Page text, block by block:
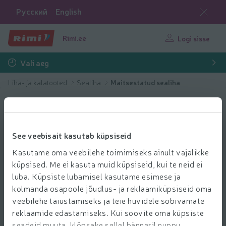
See veebisait kasutab küpsiseid
Kasutame oma veebilehe toimimiseks ainult vajalikke
küpsised. Me ei kasuta muid küpsiseid, kui te neid ei
luba. Küpsiste lubamisel kasutame esimese ja
kolmanda osapoole jõudlus- ja reklaamiküpsiseid oma
veebilehe täiustamiseks ja teie huvidele sobivamate
reklaamide edastamiseks. Kui soovite oma küpsiste
Русский English
Rimi.ee Logi sisse
Vali aeg
Liha- ja kalatooted Sealiha Maitsestatud sealiha